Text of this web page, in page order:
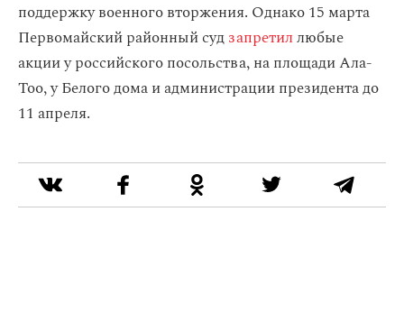
поддержку военного вторжения. Однако 15 марта
Первомайский районный судзапретиллюбые
акции у российского посольства, на площади Ала-
Тоо, у Белого дома и администрации президента до
11 апреля.